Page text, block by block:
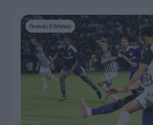
Γενικές Ειδήσεις